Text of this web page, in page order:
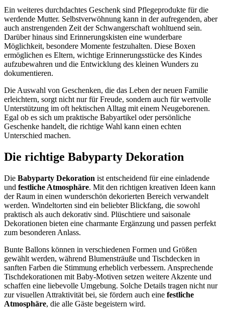
Ein weiteres durchdachtes Geschenk sind Pflegeprodukte für die
werdende Mutter. Selbstverwöhnung kann in der aufregenden, aber
auch anstrengenden Zeit der Schwangerschaft wohltuend sein.
Darüber hinaus sind Erinnerungskisten eine wunderbare
Möglichkeit, besondere Momente festzuhalten. Diese Boxen
ermöglichen es Eltern, wichtige Erinnerungsstücke des Kindes
aufzubewahren und die Entwicklung des kleinen Wunders zu
dokumentieren.
Die Auswahl von Geschenken, die das Leben der neuen Familie
erleichtern, sorgt nicht nur für Freude, sondern auch für wertvolle
Unterstützung im oft hektischen Alltag mit einem Neugeborenen.
Egal ob es sich um praktische Babyartikel oder persönliche
Geschenke handelt, die richtige Wahl kann einen echten
Unterschied machen.
Die richtige Babyparty Dekoration
Die Babyparty Dekoration ist entscheidend für eine einladende
und festliche Atmosphäre. Mit den richtigen kreativen Ideen kann
der Raum in einen wunderschön dekorierten Bereich verwandelt
werden. Windeltorten sind ein beliebter Blickfang, die sowohl
praktisch als auch dekorativ sind. Plüschtiere und saisonale
Dekorationen bieten eine charmante Ergänzung und passen perfekt
zum besonderen Anlass.
Bunte Ballons können in verschiedenen Formen und Größen
gewählt werden, während Blumensträuße und Tischdecken in
sanften Farben die Stimmung erheblich verbessern. Ansprechende
Tischdekorationen mit Baby-Motiven setzen weitere Akzente und
schaffen eine liebevolle Umgebung. Solche Details tragen nicht nur
zur visuellen Attraktivität bei, sie fördern auch eine festliche
Atmosphäre, die alle Gäste begeistern wird.